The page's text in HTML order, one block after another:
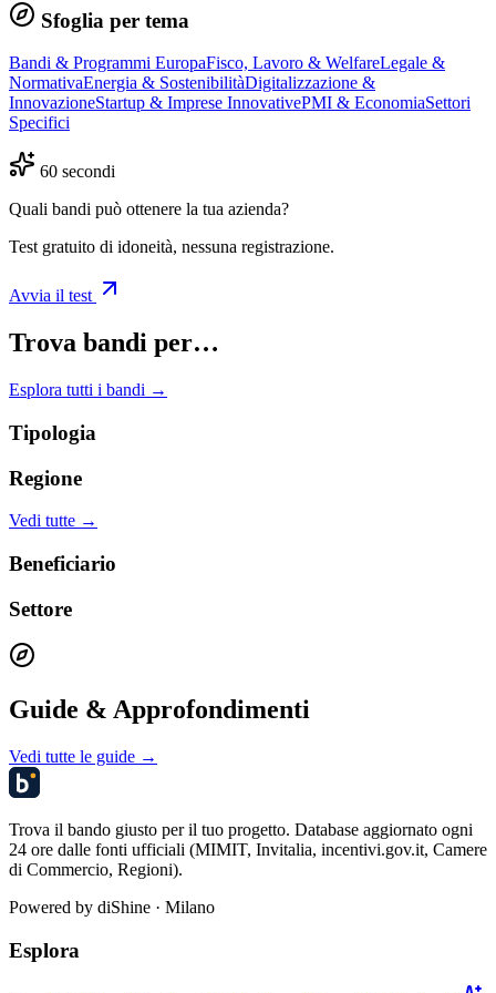
Sfoglia per tema
Bandi & Programmi EuropaFisco, Lavoro & WelfareLegale &
NormativaEnergia & SostenibilitàDigitalizzazione &
InnovazioneStartup & Imprese InnovativePMI & EconomiaSettori
Specifici
60 secondi
Quali bandi può ottenere la tua azienda?
Test gratuito di idoneità, nessuna registrazione.
Avvia il test
Trova bandi per…
Esplora tutti i bandi →
Tipologia
Regione
Vedi tutte →
Beneficiario
Settore
Guide & Approfondimenti
Vedi tutte le guide →
Trova il bando giusto per il tuo progetto. Database aggiornato ogni
24 ore dalle fonti ufficiali (MIMIT, Invitalia, incentivi.gov.it, Camere
di Commercio, Regioni).
Powered by diShine · Milano
Esplora